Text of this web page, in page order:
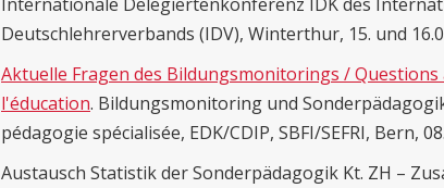
Deutschlehrerverbands (IDV), Winterthur, 15. und
Aktuelle Fragen des Bildungsmonitorings /
l'éducation. Bildungsmonitoring und
pédagogie spécialisée, EDK/CDIP, SBFI/SEFRI, Bern,
Austausch Statistik der Sonderpädagogik Kt. ZH –